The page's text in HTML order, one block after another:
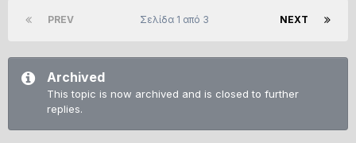
PREV NEXT
Σελίδα 1 από 3
Archived
This topic is now archived and is closed to further
replies.